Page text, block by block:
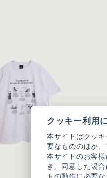
クッキー利用
本サイトはクッ
要なもののほか
本サイトのお客
き、同意した場